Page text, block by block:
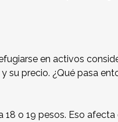
en activos
su precio. ¿Qué pasa
18 o 19 pesos. Eso